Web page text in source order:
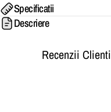
Specificatii
Descriere
Recenzii Clienti